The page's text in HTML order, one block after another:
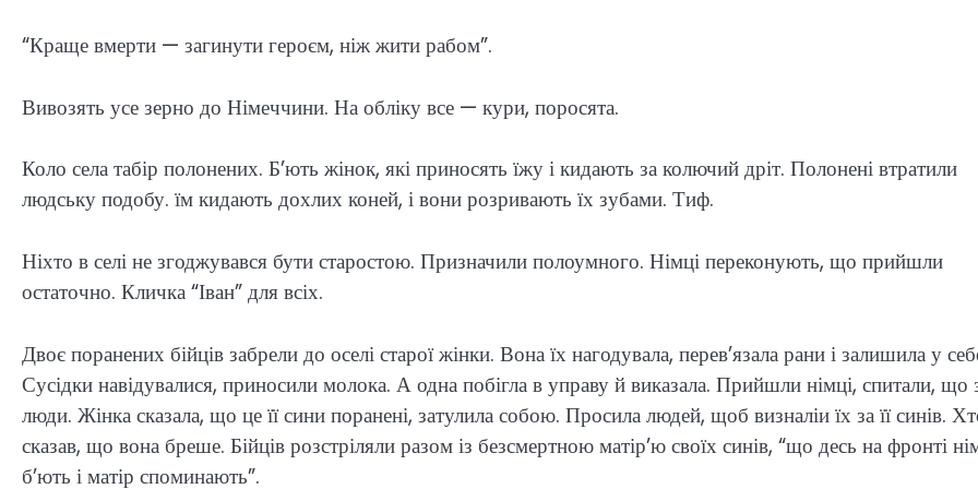
“Краще вмерти — загинути героєм, ніж жити рабом”.
Вивозять усе зерно до Німеччини. На обліку все — кури, поросята.
Коло села табір полонених. Б’ють жінок, які приносять їжу і кидають за колючий дріт. Полонені втратили
людську подобу. їм кидають дохлих коней, і вони розривають їх зубами. Тиф.
Ніхто в селі не згоджувався бути старостою. Призначили полоумного. Німці переконують, що прийшли
остаточно. Кличка “Іван” для всіх.
Двоє поранених бійців забрели до оселі старої жінки. Вона їх нагодувала, перев’язала рани і залишила у
Сусідки навідувалися, приносили молока. А одна побігла в управу й виказала. Прийшли німці, спитали, що
люди. Жінка сказала, що це її сини поранені, затулила собою. Просила людей, щоб визналіи їх за її синів.
сказав, що вона бреше. Бійців розстріляли разом із безсмертною матір’ю своїх синів, “що десь на фронті
б’ють і матір споминають”.